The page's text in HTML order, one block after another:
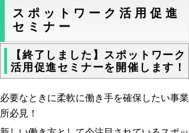
スポットワーク活用促進
セミナー
【終了しました】スポットワーク
活用促進セミナーを開催します！
必要なときに柔軟に働き手を確保したい事業
所必見！